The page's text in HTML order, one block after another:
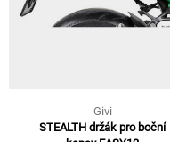
Givi
STEALTH držák pro boční